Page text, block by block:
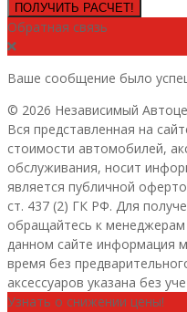
ПОЛУЧИТЬ РАСЧЕТ!
Обратная связь
Ваше сообщение было
© 2026 Независимый
Вся представленная на
стоимости автомобилей,
обслуживания, носит
является публичной
ст. 437 (2) ГК РФ. Для
обращайтесь к
данном сайте информация
время без
аксессуаров указана без
Узнать о снижении цены!